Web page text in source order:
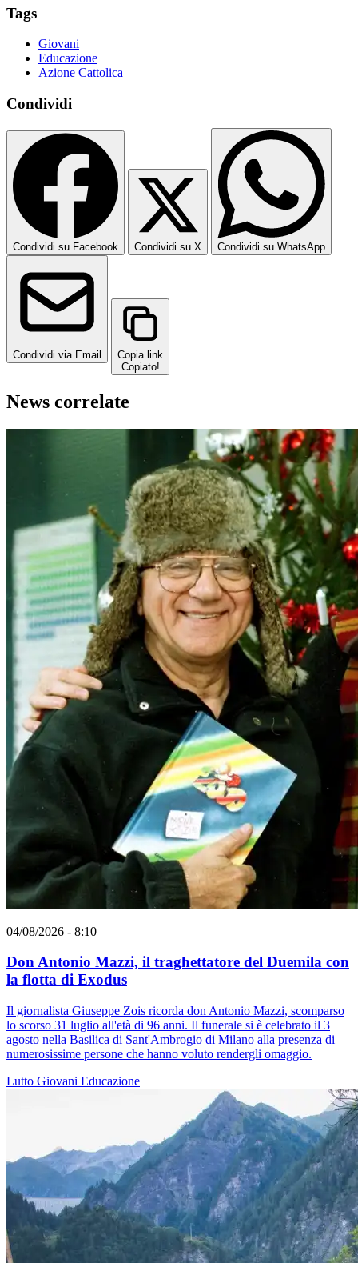
Tags
Giovani
Educazione
Azione Cattolica
Condividi
Condividi su Facebook Condividi su X Condividi su WhatsApp
Condividi via Email
Copia link
Copiato!
News correlate
04/08/2026 - 8:10
Don Antonio Mazzi, il traghettatore del Duemila con
la flotta di Exodus
Il giornalista Giuseppe Zois ricorda don Antonio Mazzi, scomparso
lo scorso 31 luglio all'età di 96 anni. Il funerale si è celebrato il 3
agosto nella Basilica di Sant'Ambrogio di Milano alla presenza di
numerosissime persone che hanno voluto rendergli omaggio.
Lutto Giovani Educazione